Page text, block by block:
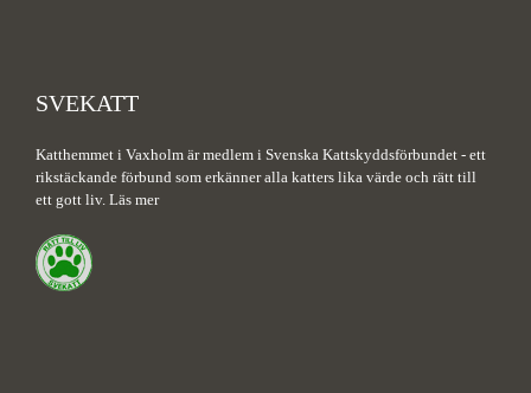
SVEKATT
Katthemmet i Vaxholm är medlem i Svenska Kattskyddsförbundet - ett
rikstäckande förbund som erkänner alla katters lika värde och rätt till
ett gott liv. Läs mer